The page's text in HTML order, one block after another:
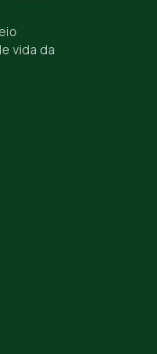
vida da